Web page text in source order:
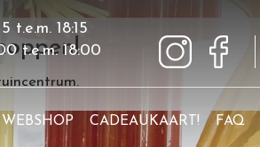
t.e.m. 18:15
t.e.m.18:00
WEBSHOP CADEAUKAART! FAQ